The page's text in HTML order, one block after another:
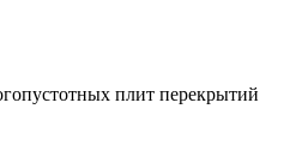
плит перекрытий